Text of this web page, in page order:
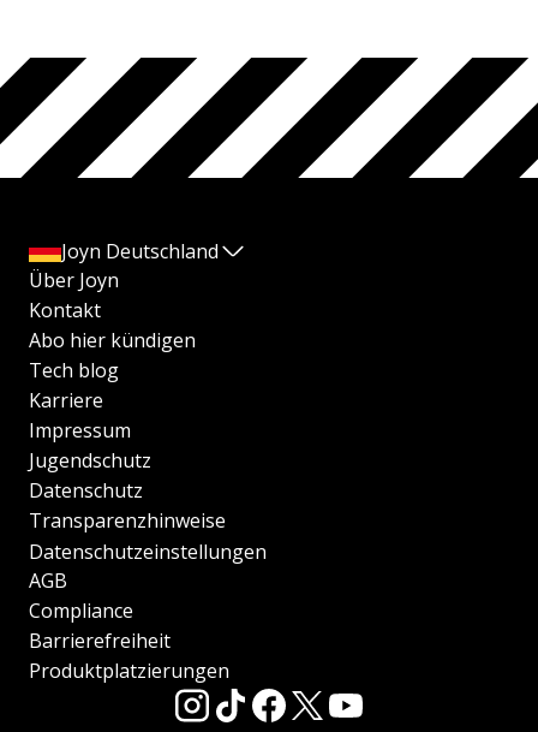
Joyn Deutschland
Über Joyn
Kontakt
Abo hier kündigen
Tech blog
Karriere
Impressum
Jugendschutz
Datenschutz
Transparenzhinweise
Datenschutzeinstellungen
AGB
Compliance
Barrierefreiheit
Produktplatzierungen